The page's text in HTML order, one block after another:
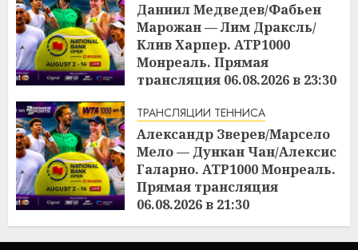
Даниил Медведев/Фабьен
Марожан — Лим Драксль/
Клив Харпер. ATP1000
Монреаль. Прямая
трансляция 06.08.2026 в 23:30
ТРАНСЛЯЦИИ ТЕННИСА
Александр Зверев/Марсело
Мело — Дункан Чан/Алексис
Галарно. ATP1000 Монреаль.
Прямая трансляция
06.08.2026 в 21:30
22:22 06.08.2026